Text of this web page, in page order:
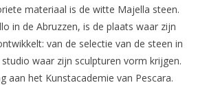
materiaal is de witte Majella steen.
in de Abruzzen, is de plaats waar zijn
van de selectie van de steen in
waar zijn sculpturen vorm krijgen.
aan het Kunstacademie van Pescara.